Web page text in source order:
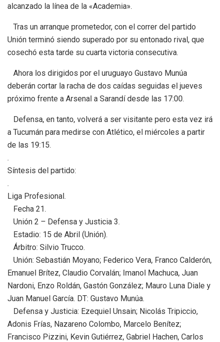
alcanzado la línea de la «Academia».
Tras un arranque prometedor, con el correr del partido
Unión terminó siendo superado por su entonado rival, que
cosechó esta tarde su cuarta victoria consecutiva.
Ahora los dirigidos por el uruguayo Gustavo Munúa
deberán cortar la racha de dos caídas seguidas el jueves
próximo frente a Arsenal a Sarandí desde las 17:00.
Defensa, en tanto, volverá a ser visitante pero esta vez irá
a Tucumán para medirse con Atlético, el miércoles a partir
de las 19:15.
.
Síntesis del partido:
.
Liga Profesional.
Fecha 21.
Unión 2 – Defensa y Justicia 3.
Estadio: 15 de Abril (Unión).
Árbitro: Silvio Trucco.
Unión: Sebastián Moyano; Federico Vera, Franco Calderón,
Emanuel Brítez, Claudio Corvalán; Imanol Machuca, Juan
Nardoni, Enzo Roldán, Gastón González; Mauro Luna Diale y
Juan Manuel García. DT: Gustavo Munúa.
Defensa y Justicia: Ezequiel Unsain; Nicolás Tripiccio,
Adonis Frías, Nazareno Colombo, Marcelo Benítez;
Francisco Pizzini, Kevin Gutiérrez, Gabriel Hachen, Carlos